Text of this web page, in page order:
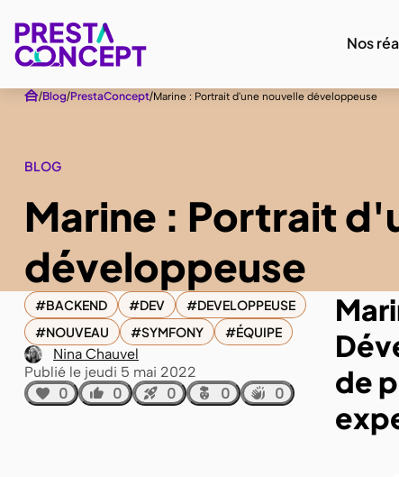
Nos
Blog PrestaConcept Marine : Portrait d'une nouvelle développeuse
BLOG
Marine : Portrait
développeuse
BACKEND DEV
DEVELOPPEUSE
NOUVEAU
SYMFONY ÉQUIPE
Nina Chauvel
Publié le jeudi 5 mai 2022
0
0 0 0 0
de